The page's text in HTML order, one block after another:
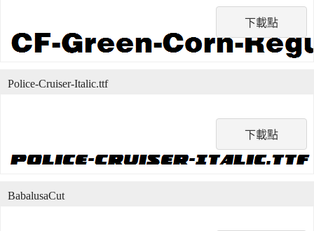
下載點
下載點
Police-Cruiser-Italic.ttf
BabalusaCut